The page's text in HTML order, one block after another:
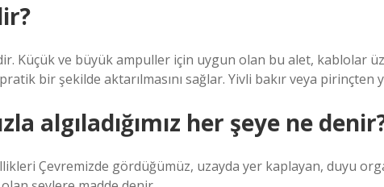
Küçük ve büyük ampuller için uygun olan bu alet, kablolar
bir şekilde aktarılmasını sağlar. Yivli bakır veya pirinçten
algıladığımız her şeye ne
Çevremizde gördüğümüz, uzayda yer kaplayan, duyu